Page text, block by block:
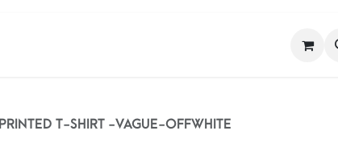
PRINTED T-SHIRT -VAGUE-OFFWHITE